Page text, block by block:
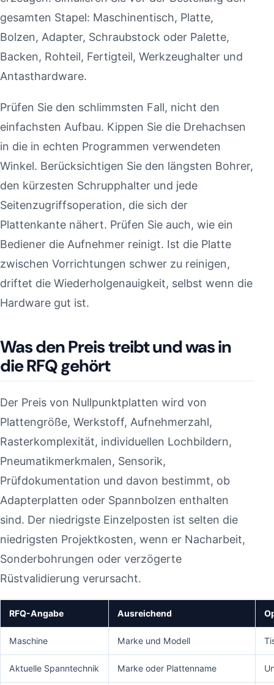
gesamten Stapel: Maschinentisch, Platte,
Bolzen, Adapter, Schraubstock oder Palette,
Backen, Rohteil, Fertigteil, Werkzeughalter und
Antasthardware.
Prüfen Sie den schlimmsten Fall, nicht den
einfachsten Aufbau. Kippen Sie die Drehachsen
in die in echten Programmen verwendeten
Winkel. Berücksichtigen Sie den längsten Bohrer,
den kürzesten Schrupphalter und jede
Seitenzugriffsoperation, die sich der
Plattenkante nähert. Prüfen Sie auch, wie ein
Bediener die Aufnehmer reinigt. Ist die Platte
zwischen Vorrichtungen schwer zu reinigen,
driftet die Wiederholgenauigkeit, selbst wenn die
Hardware gut ist.
Was den Preis treibt und was in
die RFQ gehört
Der Preis von Nullpunktplatten wird von
Plattengröße, Werkstoff, Aufnehmerzahl,
Rasterkomplexität, individuellen Lochbildern,
Pneumatikmerkmalen, Sensorik,
Prüfdokumentation und davon bestimmt, ob
Adapterplatten oder Spannbolzen enthalten
sind. Der niedrigste Einzelposten ist selten die
niedrigsten Projektkosten, wenn er Nacharbeit,
Sonderbohrungen oder verzögerte
Rüstvalidierung verursacht.
RFQ-Angabe Ausreichend
Maschine Marke und Modell
Aktuelle Spanntechnik Marke oder Plattenname